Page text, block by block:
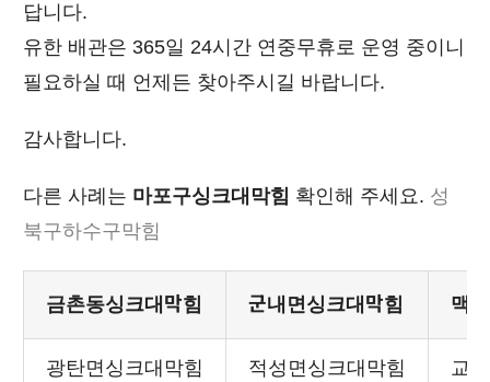
답니다.
유한 배관은 365일 24시간 연중무휴로 운영 중이니
필요하실 때 언제든 찾아주시길 바랍니다.
감사합니다.
다른 사례는 마포구싱크대막힘 확인해 주세요. 성
북구하수구막힘
금촌동싱크대막힘 군내면싱크대막힘 맥
광탄면싱크대막힘 적성면싱크대막힘 교